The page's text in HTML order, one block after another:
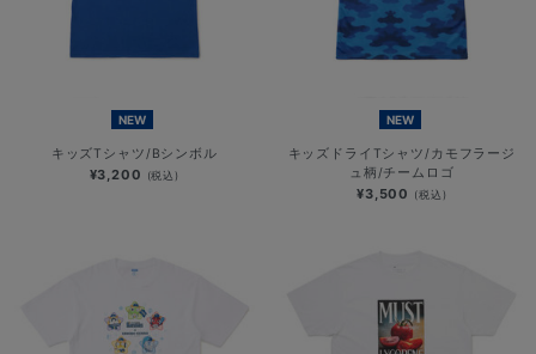
NEW
キッズTシャツ/Bシンボル
¥3,200 (税込)
NEW
キッズドライTシャツ/カモフラージ
ュ柄/チームロゴ
¥3,500 (税込)